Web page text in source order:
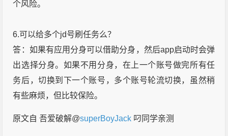
个风险。
6.可以给多个jd号刷任务么？
答：如果有应用分身可以借助分身，然后app启动时会弹
出选择分身。如果不用分身，在上一个账号做完所有任
务后，切换到下一个账号，多个账号轮流切换，虽然稍
有些麻烦，但比较保险。
原文自 吾爱破解@superBoyJack 叼同学亲测